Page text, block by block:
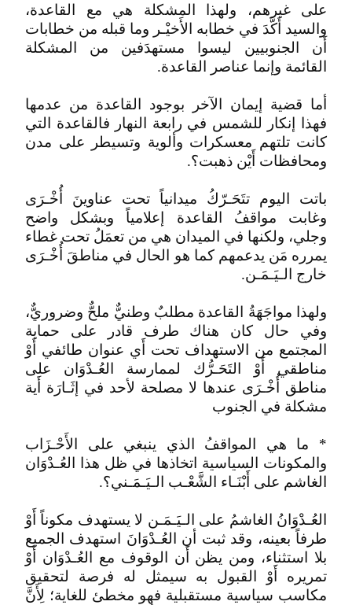
على غيرهم، ولهذا المشكلة هي مع القاعدة،
والسيد أَكَّدَ في خطابه الأَخيْـر وما قبله من خطابات
أَن الجنوبيين ليسوا مستهدَفين من المشكلة
القائمة وإنما عناصر القاعدة.
أما قضية إيمان الآخر بوجود القاعدة من عدمها
فهذا إنكار للشمس في رابعة النهار فالقاعدة التي
كانت تلتهم معسكرات وألوية وتسيطر على مدن
ومحافظات أَيْن ذهبت؟.
باتت اليوم تتَحَـرّكُ ميدانياً تحت عناوينَ أُخْـرَى
وغابت مواقفُ القاعدة إعلامياً وبشكل واضح
وجلي، ولكنها في الميدان هي من تعمَلُ تحت غطاء
يمرره مَن يدعمهم كما هو الحال في مناطقَ أُخْـرَى
خارج الـيَـمَـن.
ولهذا مواجَهَةُ القاعدة مطلبٌ وطنيٌّ ملحٌّ وضروريٌّ،
وفي حال كان هناك طرف قادر على حماية
المجتمع من الاستهداف تحت أَي عنوان طائفي أَوْ
مناطقي أَوْ التَحَـرُّك لممارسة العُـدْوَان على
مناطق أُخْـرَى عندها لا مصلحة لأحد في إثَـارَة أَية
مشكلة في الجنوب
* ما هي المواقفُ الذي ينبغي على الأَحْـزَاب
والمكونات السياسية اتخاذها في ظل هذا العُـدْوَان
الغاشم على أَبْنَـاء الشَّعْـب الـيَـمَـني؟.
العُـدْوَانُ الغاشمُ على الـيَـمَـن لا يستهدف مكوناً أَوْ
طرفاً بعينه، وقد ثبت أن العُـدْوَانَ استهدف الجميع
بلا استثناء، ومن يظن أَن الوقوف مع العُـدْوَان أَوْ
تمريره أَوْ القبول به سيمثل له فرصة لتحقيق
مكاسب سياسية مستقبلية فهو مخطئ للغاية؛ لِأَنَّ